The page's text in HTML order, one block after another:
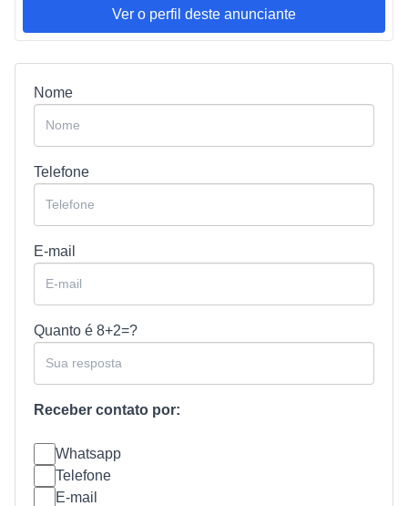
Ver o perfil deste anunciante
Nome
Telefone
E-mail
Quanto é 8+2=?
Receber contato por:
Whatsapp
Telefone
E-mail